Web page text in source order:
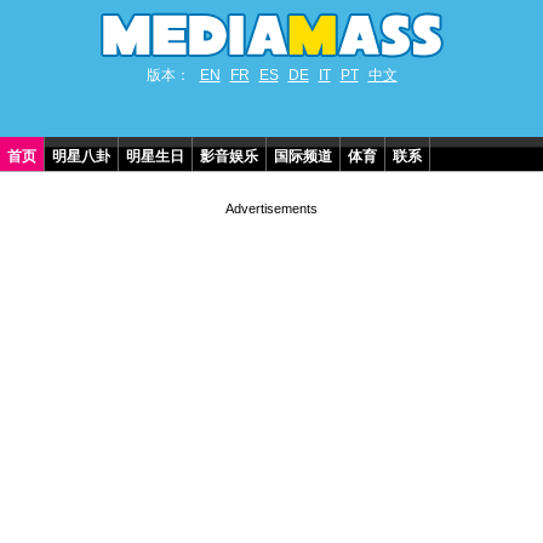
版本： EN FR ES DE IT PT 中文
首页 明星八卦 明星生日 影音娱乐 国际频道 体育 联系